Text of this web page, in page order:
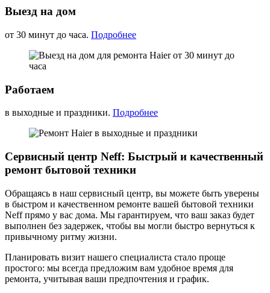
Выезд на дом
от 30 минут до часа. Подробнее
Работаем
в выходные и праздники. Подробнее
Сервисный центр Neff: Быстрый и качественный
ремонт бытовой техники
Обращаясь в наш сервисный центр, вы можете быть уверены
в быстром и качественном ремонте вашей бытовой техники
Neff прямо у вас дома. Мы гарантируем, что ваш заказ будет
выполнен без задержек, чтобы вы могли быстро вернуться к
привычному ритму жизни.
Планировать визит нашего специалиста стало проще
простого: мы всегда предложим вам удобное время для
ремонта, учитывая ваши предпочтения и график.